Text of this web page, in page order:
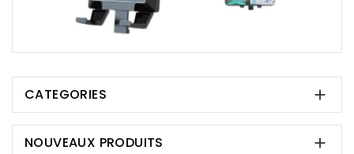
CATEGORIES 
NOUVEAUX PRODUITS 